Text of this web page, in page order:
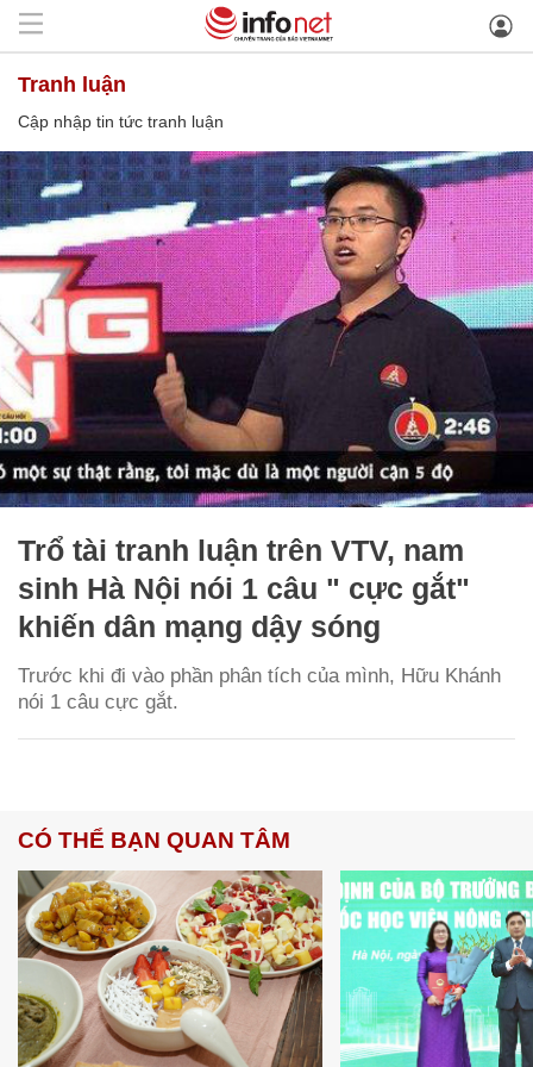
tranh luận
Cập nhập tin tức tranh luận
Trổ tài tranh luận trên VTV, nam
sinh Hà Nội nói 1 câu " cực gắt"
khiến dân mạng dậy sóng
Trước khi đi vào phần phân tích của mình, Hữu Khánh
nói 1 câu cực gắt.
CÓ THỂ BẠN QUAN TÂM